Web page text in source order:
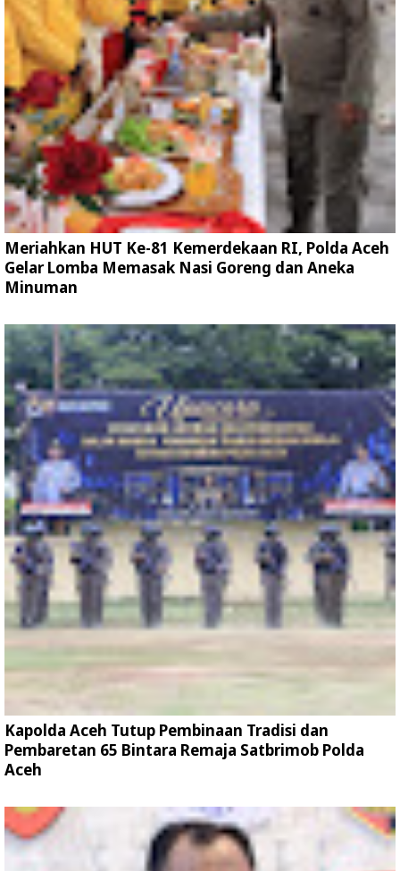
Meriahkan HUT Ke-81 Kemerdekaan RI, Polda Aceh
Gelar Lomba Memasak Nasi Goreng dan Aneka
Minuman
Kapolda Aceh Tutup Pembinaan Tradisi dan
Pembaretan 65 Bintara Remaja Satbrimob Polda
Aceh